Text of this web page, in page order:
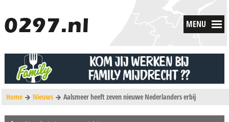
MENU
Home Nieuws Aalsmeer heeft zeven nieuwe Nederlanders erbij